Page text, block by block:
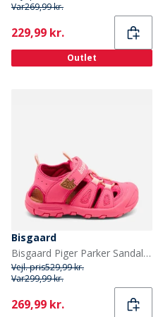
Var269,99 kr.
Current
229,99 kr.
Outlet
Bisgaard
Bisgaard Piger Parker Sandaler Pink
Vejl. pris529,99 kr.
Var299,99 kr.
Current
269,99 kr.